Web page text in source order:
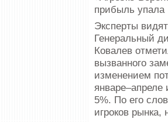
прибыль упала
Эксперты
Генеральный
Ковалев
вызванного
изменением
январе–апреле
5%. По его
игроков